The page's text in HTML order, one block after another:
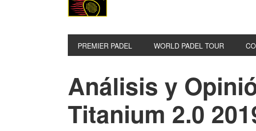
PREMIER PADEL WORLD PADEL TOUR
Análisis y
Titanium 2.0